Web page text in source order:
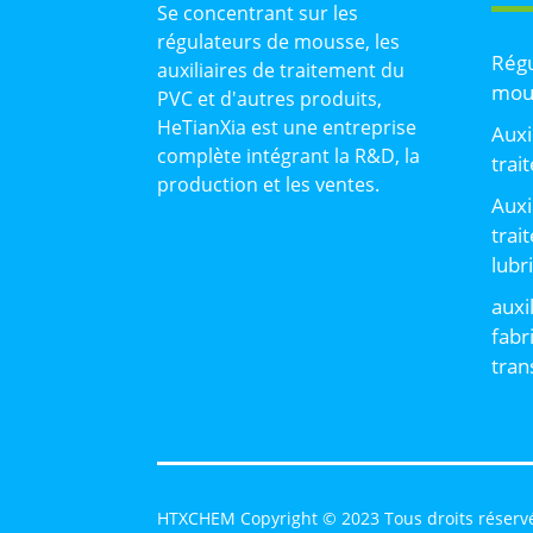
Se concentrant sur les
régulateurs de mousse, les
auxiliaires de traitement du
PVC et d'autres produits,
HeTianXia est une entreprise
complète intégrant la R&D, la
production et les ventes.
HTXCHEM Copyright © 2023 Tous droits